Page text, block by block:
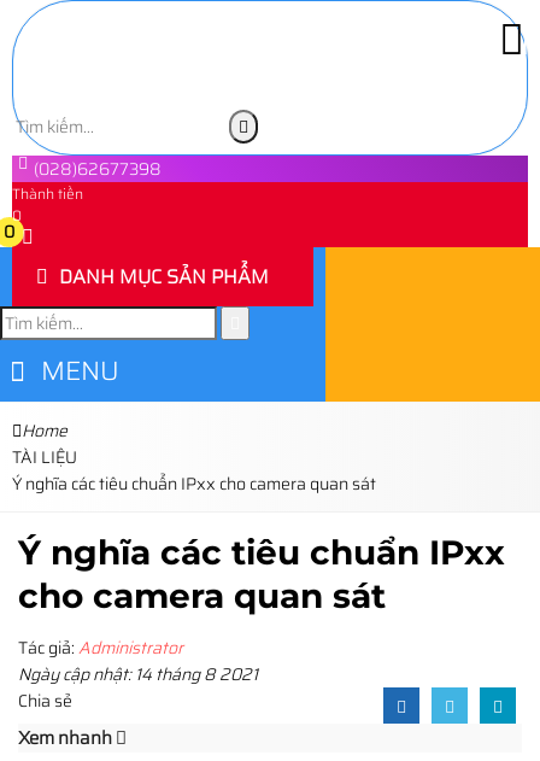
(028)62677398
Thành tiền
0
0
DANH MỤC SẢN PHẨM
MENU
Home
TÀI LIỆU
Ý nghĩa các tiêu chuẩn IPxx cho camera quan sát
Ý nghĩa các tiêu chuẩn IPxx
cho camera quan sát
Tác giả:Administrator
Ngày cập nhật: 14 tháng 8 2021
Chia sẻ
Xem nhanh